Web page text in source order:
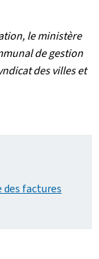
le ministère
de gestion
des villes et
factures